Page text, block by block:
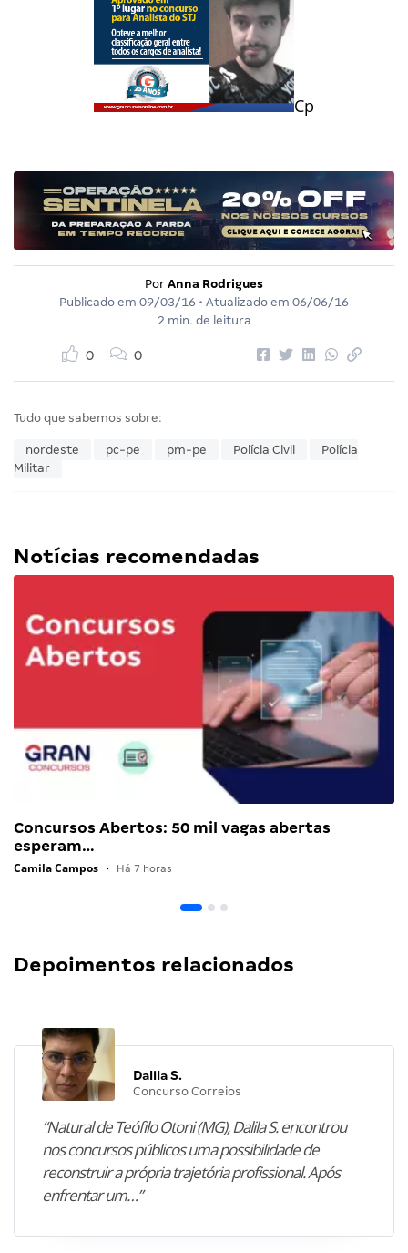
Cp
Por Anna Rodrigues
Publicado em 09/03/16 • Atualizado em 06/06/16
2 min. de leitura
0 0
Tudo que sabemos sobre:
nordeste pc-pe pm-pe Polícia Civil
Polícia
Militar
Notícias recomendadas
Concursos Abertos: 50 mil vagas abertas
esperam…
Camila Campos • Há 7 horas
Depoimentos relacionados
Dalila S.
Concurso Correios
“Natural de Teófilo Otoni (MG), Dalila S. encontrou
nos concursos públicos uma possibilidade de
reconstruir a própria trajetória profissional. Após
enfrentar um…”